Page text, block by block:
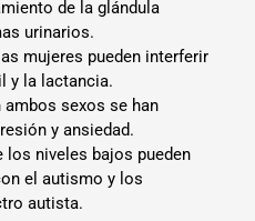
de la glándula
urinarios.
mujeres pueden interferir
y la lactancia.
sexos se han
y ansiedad.
los niveles bajos pueden
el autismo y los
autista.